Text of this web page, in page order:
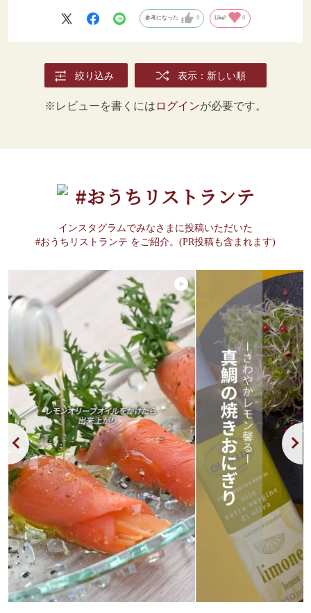
参考になった 0 Like! 0
絞り込み 表示：新しい順
※レビューを書くには ログインが必要です。
#おうちリストランテ
インスタグラムでみなさまに投稿いただいた
#おうちリストランテ をご紹介。(PR投稿も含まれます)